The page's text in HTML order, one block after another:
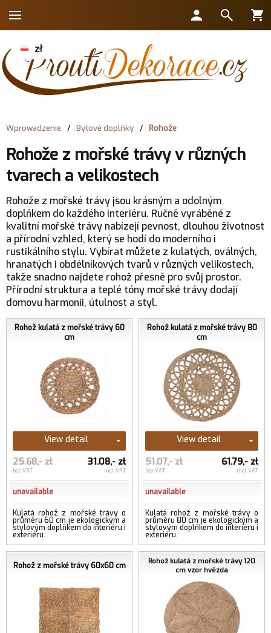
Wprowadzenie / Bytové doplňky / Rohože
Rohože z mořské trávy v různých
tvarech a velikostech
Rohože z mořské trávy jsou krásným a odolným
doplňkem do každého interiéru. Ručně vyráběné z
kvalitní mořské trávy nabízejí pevnost, dlouhou životnost
a přírodní vzhled, který se hodí do moderního i
rustikálního stylu. Vybírat můžete z kulatých, oválných,
hranatých i obdélníkových tvarů v různých velikostech,
takže snadno najdete rohož přesně pro svůj prostor.
Přírodní struktura a teplé tóny mořské trávy dodají
domovu harmonii, útulnost a styl.
Rohož kulatá z mořské trávy 60
cm
View detail
25.68,- zł
bez VAT
31.08,- zł
incl. VAT
unavailable
Kulatá rohož z mořské trávy o
průměru 60 cm je ekologickým a
stylovým doplňkem do interiéru i
exteriéru.
Rohož kulatá z mořské trávy 80
cm
View detail
51.07,- zł
bez VAT
61.79,- zł
incl. VAT
unavailable
Kulatá rohož z mořské trávy o
průměru 80 cm je ekologickým a
stylovým doplňkem do interiéru i
exteriéru.
Rohož z mořské trávy 60x60 cm
Rohož kulatá z mořské trávy 120
cm vzor hvězda